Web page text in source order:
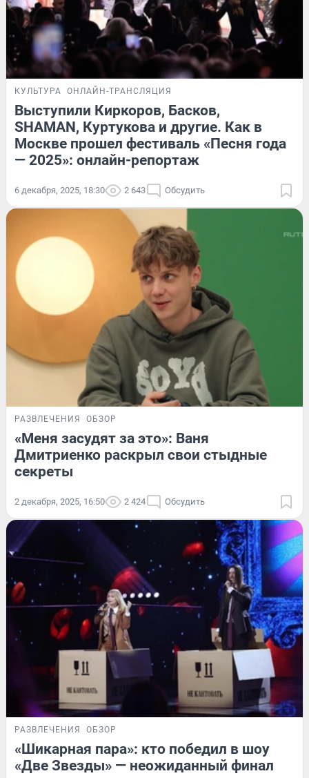
КУЛЬТУРА ОНЛАЙН-ТРАНСЛЯЦИЯ
Выступили Киркоров, Басков,
SHAMAN, Куртукова и другие. Как в
Москве прошел фестиваль «Песня года
— 2025»: онлайн-репортаж
6 декабря, 2025, 18:30 2 643 Обсудить
РАЗВЛЕЧЕНИЯ ОБЗОР
«Меня засудят за это»: Ваня
Дмитриенко раскрыл свои стыдные
секреты
2 декабря, 2025, 16:50 2 424 Обсудить
РАЗВЛЕЧЕНИЯ ОБЗОР
«Шикарная пара»: кто победил в шоу
«Две Звезды» — неожиданный финал